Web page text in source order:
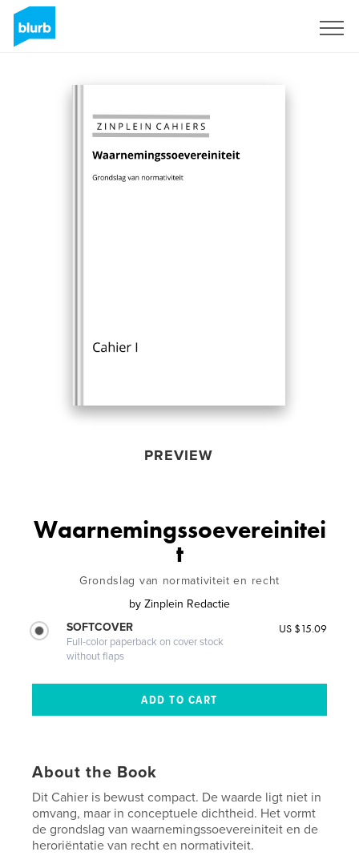
PREVIEW
Waarnemingssoevereinitei
t
Grondslag van normativiteit en recht
by Zinplein Redactie
SOFTCOVER
Full-color paperback on cover stock
without flaps
US $15.09
About the Book
Dit Cahier is bewust compact. De waarde ligt niet in
omvang, maar in conceptuele dichtheid. Het vormt
de grondslag van waarnemingssoevereiniteit en de
heroriëntatie van recht en normativiteit.